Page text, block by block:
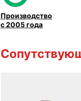
Производство
с 2005 года